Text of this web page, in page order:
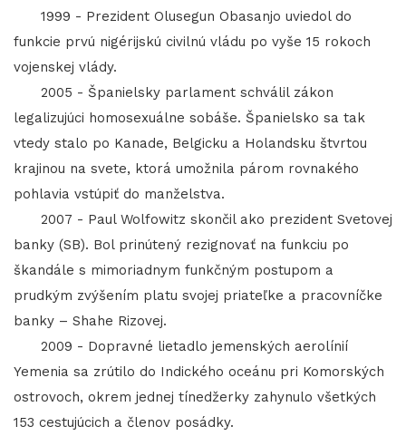
1999 - Prezident Olusegun Obasanjo uviedol do
funkcie prvú nigérijskú civilnú vládu po vyše 15 rokoch
vojenskej vlády.
2005 - Španielsky parlament schválil zákon
legalizujúci homosexuálne sobáše. Španielsko sa tak
vtedy stalo po Kanade, Belgicku a Holandsku štvrtou
krajinou na svete, ktorá umožnila párom rovnakého
pohlavia vstúpiť do manželstva.
2007 - Paul Wolfowitz skončil ako prezident Svetovej
banky (SB). Bol prinútený rezignovať na funkciu po
škandále s mimoriadnym funkčným postupom a
prudkým zvýšením platu svojej priateľke a pracovníčke
banky – Shahe Rizovej.
2009 - Dopravné lietadlo jemenských aerolínií
Yemenia sa zrútilo do Indického oceánu pri Komorských
ostrovoch, okrem jednej tínedžerky zahynulo všetkých
153 cestujúcich a členov posádky.